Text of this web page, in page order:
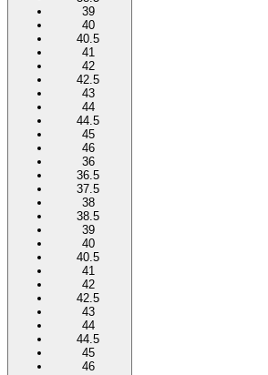
39
40
40.5
41
42
42.5
43
44
44.5
45
46
36
36.5
37.5
38
38.5
39
40
40.5
41
42
42.5
43
44
44.5
45
46